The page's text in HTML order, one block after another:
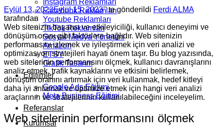
İnstagram Reklamları
Facebook Reklamları
Youtube Reklamları
TikTok Reklamları
Sosyal Medya Yönetimi
Amazon
ETSY
Grafik Tasarım
Eğitimler
Google Ads Eğitimi
Meta Business Eğitimi
Referanslar
Kurumsal
Eylül 13, 2023Eylül 15, 2023’' te gönderildi Ferdi ALMA
tarafından
Web sitenizin başarısı ve etkileyiciliği, kullanıcı deneyimi ve
dönüşüm oranı gibi faktörlere bağlıdır. Web sitenizin
performansını izlemek ve iyileştirmek için veri analizi ve
optimizasyon stratejileri hayati önem taşır. Bu blog yazısında,
web sitelerinin performansını ölçmek, kullanıcı davranışlarını
analiz etmek, trafik kaynaklarını ve etkisini belirlemek,
dönüşüm oranını artırmak için veri kullanmak, hedef kitleyi
daha iyi anlamak ve optimize etmek için hangi veri analizi
araçlarının ve stratejilerinin kullanılabileceğini inceleyelim.
Web sitelerinin performansını ölçmek